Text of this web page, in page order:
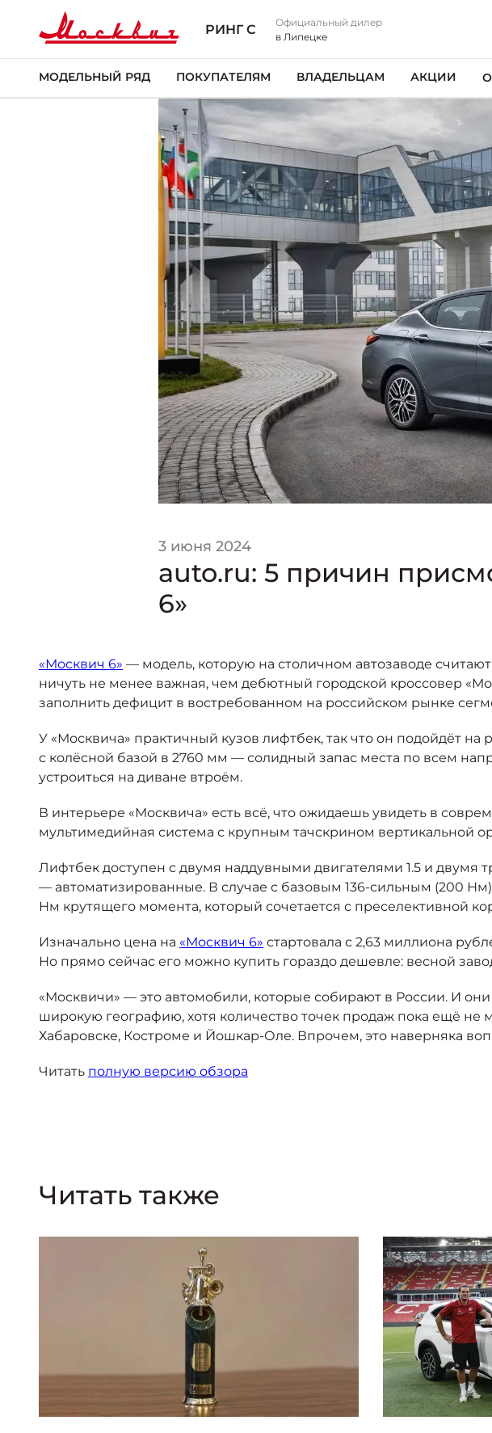
РИНГ С
Официальный дилер
в Липецке
МОДЕЛЬНЫЙ РЯД ПОКУПАТЕЛЯМ ВЛАДЕЛЬЦАМ АКЦИИ
3 июня 2024
auto.ru: 5 причин
6»
«Москвич 6» — модель, которую на столичном автозаводе
ничуть не менее важная, чем дебютный городской кроссовер
заполнить дефицит в востребованном на российском рынке
У «Москвича» практичный кузов лифтбек, так что он подойдёт
с колёсной базой в 2760 мм — солидный запас места по всем
устроиться на диване втроём.
В интерьере «Москвича» есть всё, что ожидаешь увидеть в
мультимедийная система с крупным тачскрином вертикальной
Лифтбек доступен с двумя наддувными двигателями 1.5 и
— автоматизированные. В случае с базовым 136-сильным (200
Нм крутящего момента, который сочетается с преселективной
Изначально цена на «Москвич 6» стартовала с 2,63 миллиона
Но прямо сейчас его можно купить гораздо дешевле: весной
«Москвичи» — это автомобили, которые собирают в России. И
широкую географию, хотя количество точек продаж пока ещё
Хабаровске, Костроме и Йошкар-Оле. Впрочем, это наверняка
Читать полную версию обзора
Читать также